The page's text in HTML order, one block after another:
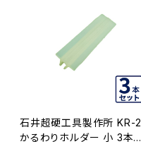
石井超硬工具製作所 KR-2
かるわりホルダー 小 3本入